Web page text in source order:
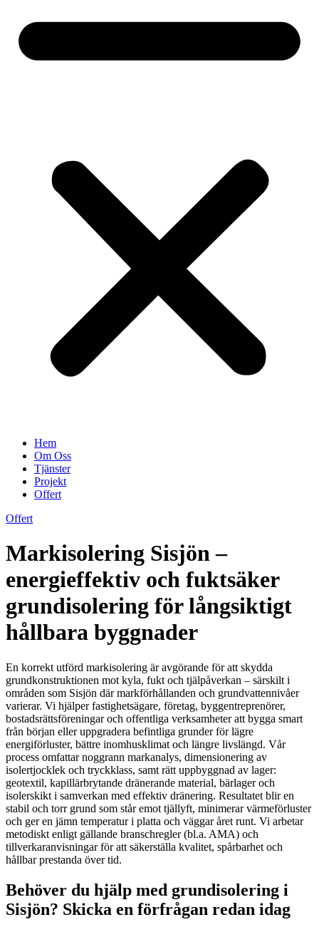
Hem
Om Oss
Tjänster
Projekt
Offert
Offert
Markisolering Sisjön –
energieffektiv och fuktsäker
grundisolering för långsiktigt
hållbara byggnader
En korrekt utförd markisolering är avgörande för att skydda
grundkonstruktionen mot kyla, fukt och tjälpåverkan – särskilt i
områden som Sisjön där markförhållanden och grundvattennivåer
varierar. Vi hjälper fastighetsägare, företag, byggentreprenörer,
bostadsrättsföreningar och offentliga verksamheter att bygga smart
från början eller uppgradera befintliga grunder för lägre
energiförluster, bättre inomhusklimat och längre livslängd. Vår
process omfattar noggrann markanalys, dimensionering av
isolertjocklek och tryckklass, samt rätt uppbyggnad av lager:
geotextil, kapillärbrytande dränerande material, bärlager och
isolerskikt i samverkan med effektiv dränering. Resultatet blir en
stabil och torr grund som står emot tjällyft, minimerar värmeförluster
och ger en jämn temperatur i platta och väggar året runt. Vi arbetar
metodiskt enligt gällande branschregler (bl.a. AMA) och
tillverkaranvisningar för att säkerställa kvalitet, spårbarhet och
hållbar prestanda över tid.
Behöver du hjälp med grundisolering i
Sisjön? Skicka en förfrågan redan idag